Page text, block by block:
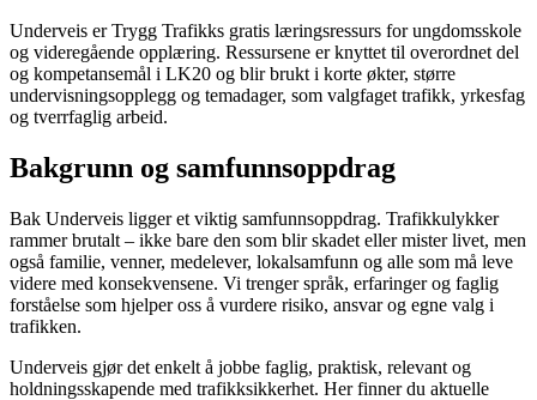
Underveis er Trygg Trafikks gratis læringsressurs for ungdomsskole
og videregående opplæring. Ressursene er knyttet til overordnet del
og kompetansemål i LK20 og blir brukt i korte økter, større
undervisningsopplegg og temadager, som valgfaget trafikk, yrkesfag
og tverrfaglig arbeid.
Bakgrunn og samfunnsoppdrag
Bak Underveis ligger et viktig samfunnsoppdrag. Trafikkulykker
rammer brutalt – ikke bare den som blir skadet eller mister livet, men
også familie, venner, medelever, lokalsamfunn og alle som må leve
videre med konsekvensene. Vi trenger språk, erfaringer og faglig
forståelse som hjelper oss å vurdere risiko, ansvar og egne valg i
trafikken.
Underveis gjør det enkelt å jobbe faglig, praktisk, relevant og
holdningsskapende med trafikksikkerhet. Her finner du aktuelle